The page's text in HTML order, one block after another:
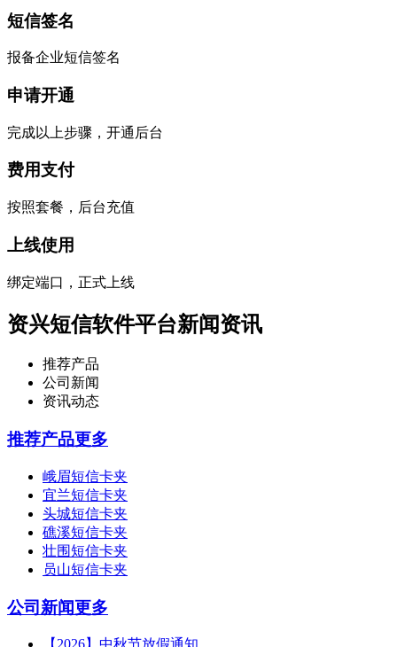
短信签名
报备企业短信签名
申请开通
完成以上步骤，开通后台
费用支付
按照套餐，后台充值
上线使用
绑定端口，正式上线
资兴短信软件平台新闻资讯
推荐产品
公司新闻
资讯动态
推荐产品更多
峨眉短信卡夹
宜兰短信卡夹
头城短信卡夹
礁溪短信卡夹
壮围短信卡夹
员山短信卡夹
公司新闻更多